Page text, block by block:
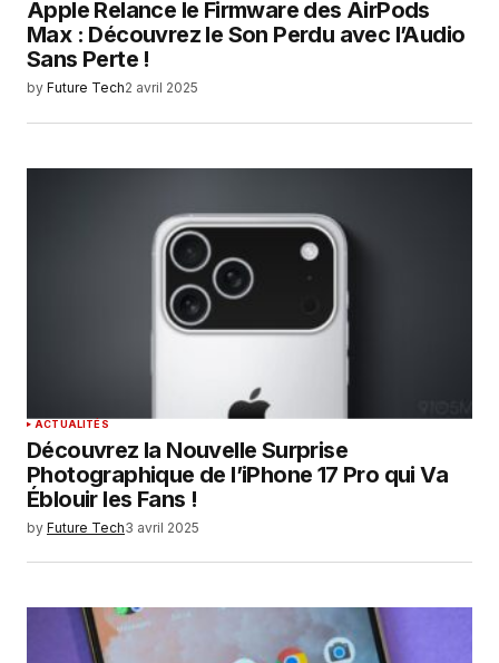
Apple Relance le Firmware des AirPods
Max : Découvrez le Son Perdu avec l’Audio
Sans Perte !
by Future Tech2 avril 2025
ACTUALITÉS
Découvrez la Nouvelle Surprise
Photographique de l’iPhone 17 Pro qui Va
Éblouir les Fans !
by Future Tech3 avril 2025